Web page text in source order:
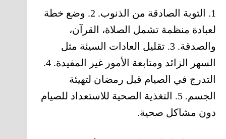
1. التوبة الصادقة من الذنوب. 2. وضع خطة
لعبادة منظمة تشمل الصلاة، القرآن،
والصدقة. 3. تقليل العادات السيئة مثل
السهر الزائد ومتابعة الأمور غير المفيدة. 4.
التدرج في الصيام قبل رمضان لتهيئة
الجسم. 5. التغذية الصحية للاستعداد للصيام
دون مشاكل صحية.